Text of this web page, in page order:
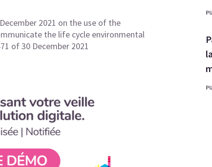
2021 on the use of the
the life cycle environmental
of 30 December 2021